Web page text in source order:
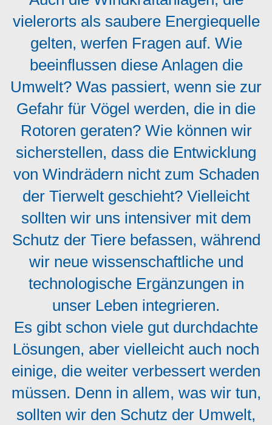
vielerorts als saubere Energiequelle
gelten, werfen Fragen auf. Wie
beeinflussen diese Anlagen die
Umwelt? Was passiert, wenn sie zur
Gefahr für Vögel werden, die in die
Rotoren geraten? Wie können wir
sicherstellen, dass die Entwicklung
von Windrädern nicht zum Schaden
der Tierwelt geschieht? Vielleicht
sollten wir uns intensiver mit dem
Schutz der Tiere befassen, während
wir neue wissenschaftliche und
technologische Ergänzungen in
unser Leben integrieren.
Es gibt schon viele gut durchdachte
Lösungen, aber vielleicht auch noch
einige, die weiter verbessert werden
müssen. Denn in allem, was wir tun,
sollten wir den Schutz der Umwelt,